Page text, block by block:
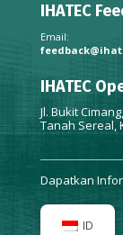
IHATEC
Email:
IHATEC
Jl. Bukit
Tanah Sereal,
Dapatkan
ID